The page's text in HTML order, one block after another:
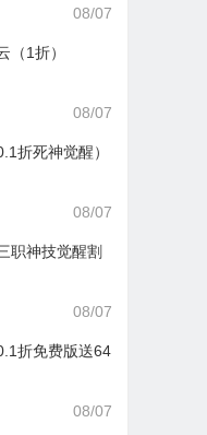
08/07
（1折）
08/07
折死神觉醒）
08/07
职神技觉醒割
08/07
折免费版送64
08/07